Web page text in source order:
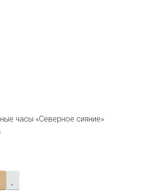
часы «Северное сияние»